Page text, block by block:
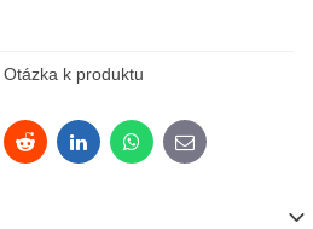
Otázka k produktu
RedditLinkedInWhatsApp
E-mail